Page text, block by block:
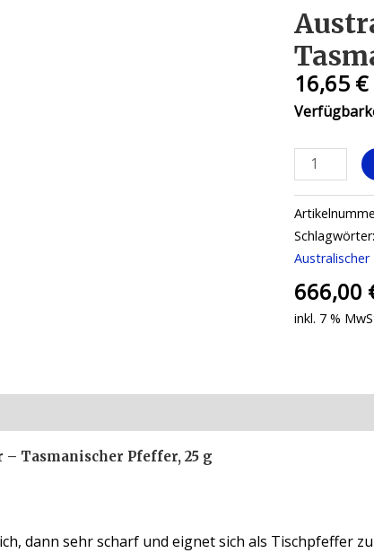
16,65 €
Bergpfeffer
-
Pfeffer,
25
g
Menge
Schlagwörter:
666,00
inkl. 7 %
Tasmanischer Pfeffer, 25 g
dann sehr scharf und eignet sich als Tischpfeffer